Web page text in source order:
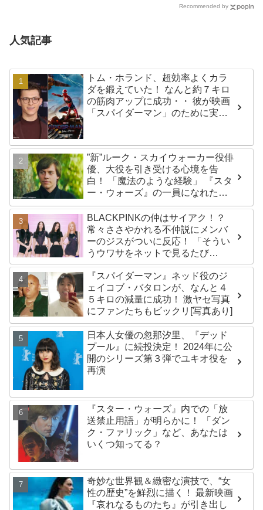
とは？ - tvgrooveRecommended by
人気記事
トム・ホランド、超効率よくカラ
ダを鍛えていた！ なんと約７キロ
の筋肉アップに成功・・ 彼が映画
「スパイダーマン」のために実践
”新”ルーク・スカイウォーカー役俳
優、大役を引き受ける心境を告
白！ 「魔法のような経験」 『スタ
ー・ウォーズ』の一員になれたこ
とによろこび爆発
BLACKPINKの仲はサイアク！？
常々ささやかれる不仲説にメンバ
ーのジスがついに反応！ 「そうい
うウワサをネットで見るたび
に・・」
『スパイダーマン』ネッド役のジ
ェイコブ・バタロンが、なんと４
５キロの減量に成功！ 激ヤセ写真
にファンたちもビックリ[写真あり]
日本人女優の忽那汐里、『デッド
プール』に続投決定！ 2024年に公
開のシリーズ第３弾でユキオ役を
再演
『スター・ウォーズ』内での「放
送禁止用語」が明らかに！ 「ダン
ク・ファリック」など、あなたは
いくつ知ってる？
奇妙な世界観＆緻密な演技で、“女
性の歴史”を鮮烈に描く！ 最新映画
『哀れなるものたち』が引き出し